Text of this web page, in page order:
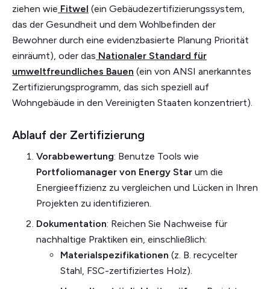
ziehen wie Fitwel (ein Gebäudezertifizierungssystem,
das der Gesundheit und dem Wohlbefinden der
Bewohner durch eine evidenzbasierte Planung Priorität
einräumt), oder das Nationaler Standard für
umweltfreundliches Bauen (ein von ANSI anerkanntes
Zertifizierungsprogramm, das sich speziell auf
Wohngebäude in den Vereinigten Staaten konzentriert).
Ablauf der Zertifizierung
Vorabbewertung: Benutze Tools wie
Portfoliomanager von Energy Star um die
Energieeffizienz zu vergleichen und Lücken in Ihren
Projekten zu identifizieren.
Dokumentation: Reichen Sie Nachweise für
nachhaltige Praktiken ein, einschließlich:
Materialspezifikationen (z. B. recycelter
Stahl, FSC-zertifiziertes Holz).